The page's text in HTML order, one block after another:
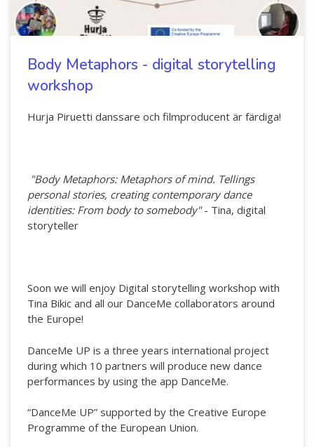
Body Metaphors - digital storytelling
workshop
Hurja Piruetti danssare och filmproducent är färdiga!
"Body Metaphors: Metaphors of mind. Tellings
personal stories, creating contemporary dance
identities: From body to somebody"- Tina, digital
storyteller
Soon we will enjoy Digital storytelling workshop with
Tina Bikic and all our DanceMe collaborators around
the Europe!
DanceMe UP is a three years international project
during which 10 partners will produce new dance
performances by using the app DanceMe.
“DanceMe UP” supported by the Creative Europe
Programme of the European Union.